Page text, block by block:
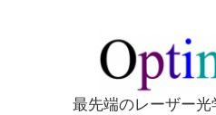
最先端のレーザー